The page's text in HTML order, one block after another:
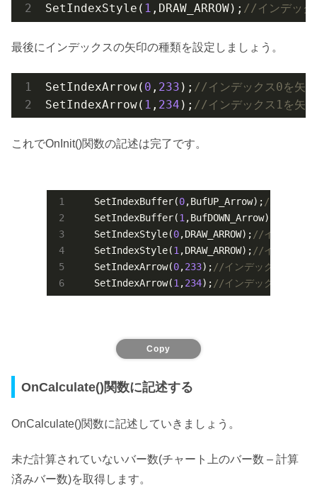
SetIndexStyle( 1 ,DRAW_ARROW); //インデック
最後にインデックスの矢印の種類を設定しましょう。
SetIndexArrow( 0 , 233 ); //インデックス0を矢
SetIndexArrow( 1 , 234 ); //インデックス1を矢
これでOnInit()関数の記述は完了です。
   SetIndexBuffer(
0,BufUP_Arrow); //インデッ
   SetIndexBuffer(
1,BufDOWN_Arrow);
   SetIndexStyle(
0,DRAW_ARROW); //インデック
   SetIndexStyle(
1,DRAW_ARROW); //インデック
   SetIndexArrow(
0,233); //インデックス0を矢
   SetIndexArrow(
1,234); //インデックス1を矢
Copy
OnCalculate()関数に記述する
OnCalculate()関数に記述していきましょう。
未だ計算されていないバー数(チャート上のバー数 – 計算
済みバー数)を取得します。